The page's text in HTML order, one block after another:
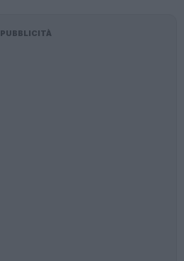
PUBBLICITÀ